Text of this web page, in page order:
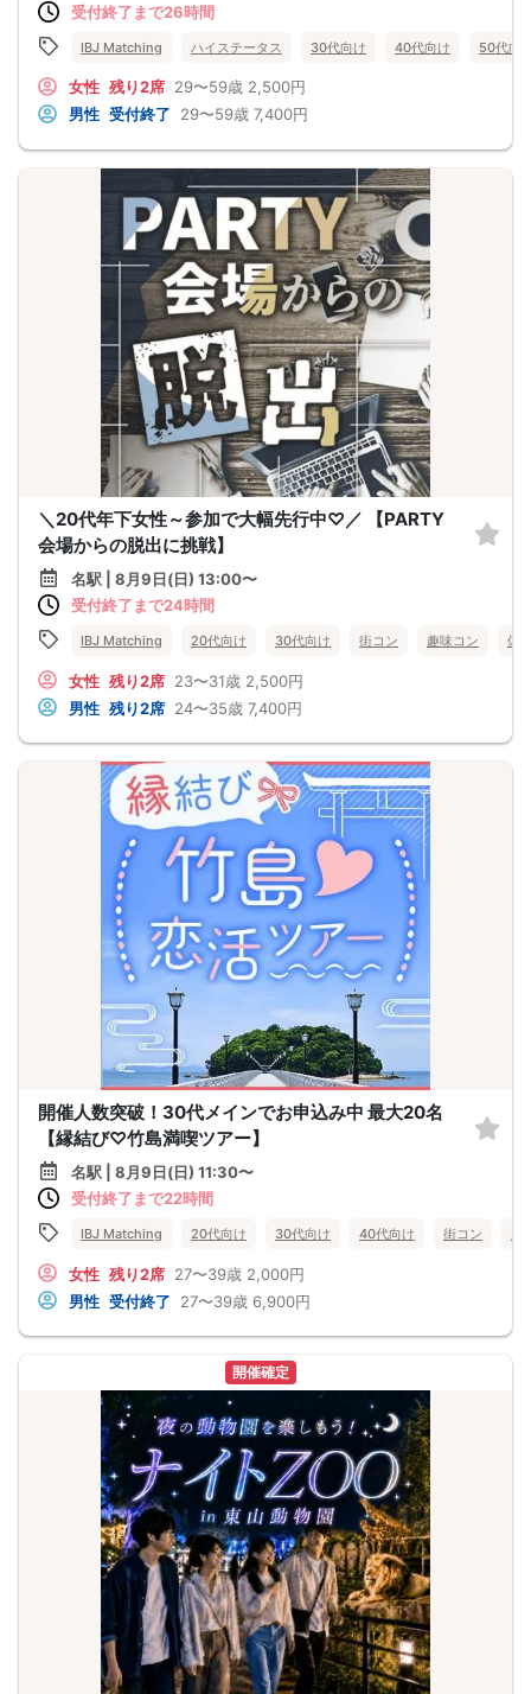
受付終了まで26時間
IBJ Matching ハイステータス 30代向け 40代向け 50代向
女性 残り2席 29〜59歳 2,500円
男性 受付終了 29〜59歳 7,400円
＼20代年下女性～参加で大幅先行中♡／ 【PARTY
会場からの脱出に挑戦】
名駅 | 8月9日(日) 13:00〜
受付終了まで24時間
IBJ Matching 20代向け 30代向け 街コン 趣味コン 体
女性 残り2席 23〜31歳 2,500円
男性 残り2席 24〜35歳 7,400円
開催人数突破！30代メインでお申込み中 最大20名
【縁結び♡竹島満喫ツアー】
名駅 | 8月9日(日) 11:30〜
受付終了まで22時間
IBJ Matching 20代向け 30代向け 40代向け 街コン
女性 残り2席 27〜39歳 2,000円
男性 受付終了 27〜39歳 6,900円
開催確定